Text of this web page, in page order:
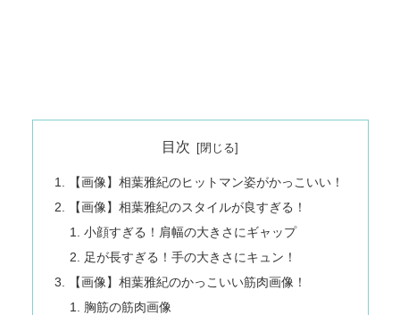
目次
【画像】相葉雅紀のヒットマン姿がかっこいい！
【画像】相葉雅紀のスタイルが良すぎる！
小顔すぎる！肩幅の大きさにギャップ
足が長すぎる！手の大きさにキュン！
【画像】相葉雅紀のかっこいい筋肉画像！
胸筋の筋肉画像